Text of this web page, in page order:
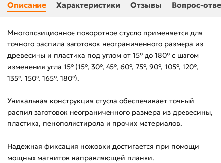
Описание Характеристики Отзывы Вопрос-
Многопозиционное поворотное стусло применяется для
точного распила заготовок неограниченного размера из
древесины и пластика под углом от 15° до 180° с шагом
изменения угла 15° (15°, 30°, 45°, 60°, 75°, 90°, 105°, 120°,
135°, 150°, 165°, 180°).
Уникальная конструкция стусла обеспечивает точный
распил заготовок неограниченного размера из древесины,
пластика, пенополистирола и прочих материалов.
Надежная фиксация ножовки достигается при помощи
мощных магнитов направляющей планки.